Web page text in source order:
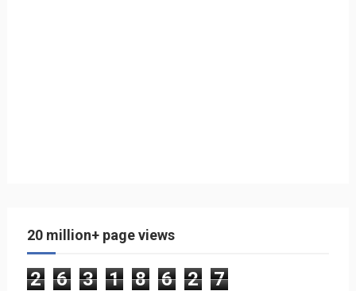
20 million+ page views
2 6 3 1 8 6 2 7